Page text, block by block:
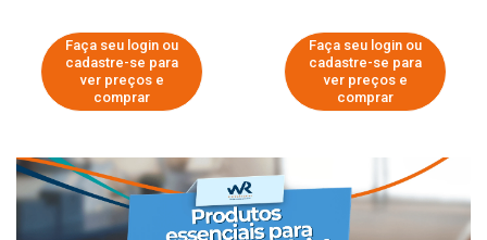
Faça seu login ou
cadastre-se para
ver preços e
comprar
Faça seu login ou
cadastre-se para
ver preços e
comprar